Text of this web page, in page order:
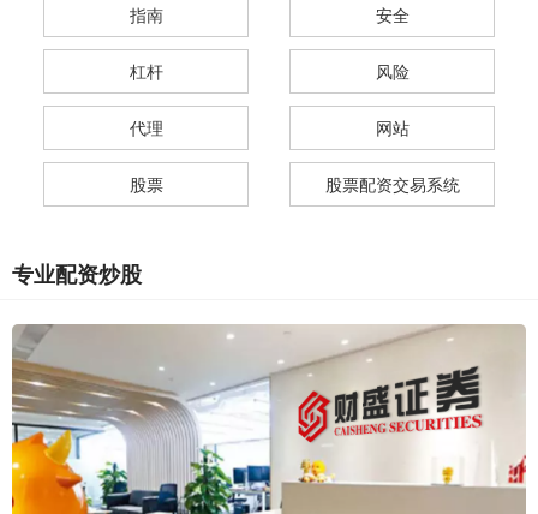
指南 安全
杠杆 风险
代理 网站
股票 股票配资交易系统
专业配资炒股